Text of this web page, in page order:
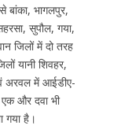
बांका, भागलपुर,
सुपौल, गया,
जिलों में दो तरह
यानी शिवहर,
अरवल में आईडीए-
और दवा भी
गया है।